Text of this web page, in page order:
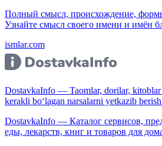
Полный смысл, происхождение,
Узнайте смысл своего имени и имён
ismlar.com
DostavkaInfo — Taomlar, dorilar, kitoblar
kerakli bo‘lagan narsalarni yetkazib
DostavkaInfo — Каталог сервисов,
еды, лекарств, книг и товаров для